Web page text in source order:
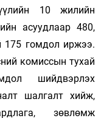
10 жилийн
асуудлаар 480,
175 гомдол иржээ.
комиссын тухай
шийдвэрлэх
шалгалт хийж,
зөвлөмж